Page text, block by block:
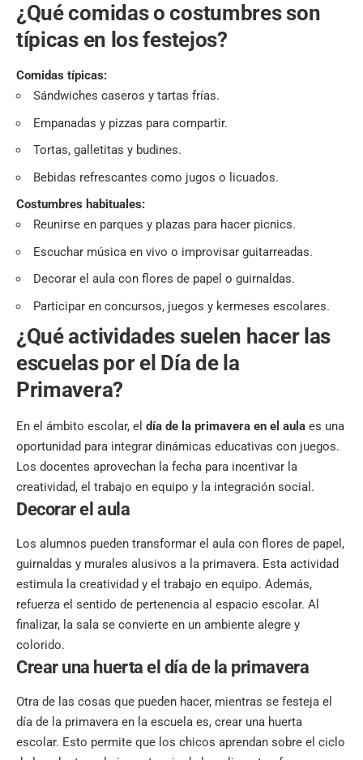
¿Qué comidas o costumbres son
típicas en los festejos?
Comidas típicas:
Sándwiches caseros y tartas frías.
Empanadas y pizzas para compartir.
Tortas, galletitas y budines.
Bebidas refrescantes como jugos o licuados.
Costumbres habituales:
Reunirse en parques y plazas para hacer picnics.
Escuchar música en vivo o improvisar guitarreadas.
Decorar el aula con flores de papel o guirnaldas.
Participar en concursos, juegos y kermeses escolares.
¿Qué actividades suelen hacer las
escuelas por el Día de la
Primavera?
En el ámbito escolar, el día de la primavera en el aula es una
oportunidad para integrar dinámicas educativas con juegos.
Los docentes aprovechan la fecha para incentivar la
creatividad, el trabajo en equipo y la integración social.
Decorar el aula
Los alumnos pueden transformar el aula con flores de papel,
guirnaldas y murales alusivos a la primavera. Esta actividad
estimula la creatividad y el trabajo en equipo. Además,
refuerza el sentido de pertenencia al espacio escolar. Al
finalizar, la sala se convierte en un ambiente alegre y
colorido.
Crear una huerta el día de la primavera
Otra de las cosas que pueden hacer, mientras se festeja el
día de la primavera en la escuela es, crear una huerta
escolar. Esto permite que los chicos aprendan sobre el ciclo